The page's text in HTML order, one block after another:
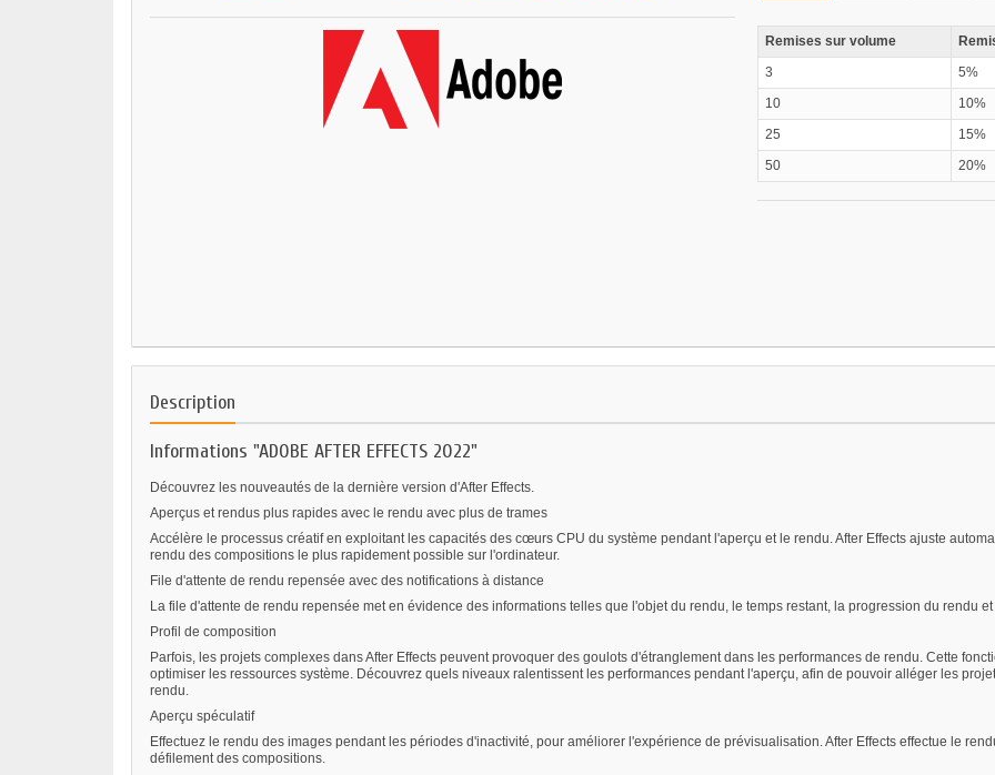
Remises sur volume
3
5%
10
10%
25
15%
50
20%
Description
Informations "ADOBE AFTER EFFECTS 2022"
Découvrez les nouveautés de la dernière version d'After Effects.
Aperçus et rendus plus rapides avec le rendu avec plus de trames
Accélère le processus créatif en exploitant les capacités des cœurs CPU du système pendant l'aperçu et le rendu. After Effects ajuste
rendu des compositions le plus rapidement possible sur l'ordinateur.
File d'attente de rendu repensée avec des notifications à distance
La file d'attente de rendu repensée met en évidence des informations telles que l'objet du rendu, le temps restant, la progression du rendu
Profil de composition
Parfois, les projets complexes dans After Effects peuvent provoquer des goulots d'étranglement dans les performances de rendu. Cette
optimiser les ressources système. Découvrez quels niveaux ralentissent les performances pendant l'aperçu, afin de pouvoir alléger les
rendu.
Aperçu spéculatif
Effectuez le rendu des images pendant les périodes d'inactivité, pour améliorer l'expérience de prévisualisation. After Effects effectue le
défilement des compositions.